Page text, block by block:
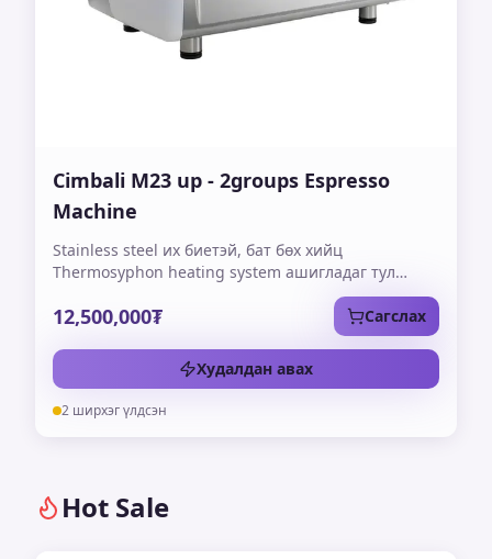
Cimbali M23 up - 2groups Espresso
Machine
Stainless steel их биетэй, бат бөх хийц
Thermosyphon heating system ашигладаг тул
12,500,000₮ Сагслах
Худалдан авах
2 ширхэг үлдсэн
Hot Sale